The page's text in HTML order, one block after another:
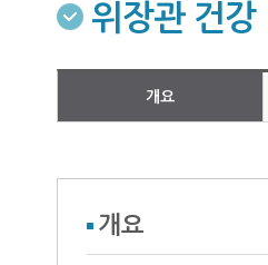
위장관 건강
개요
개요